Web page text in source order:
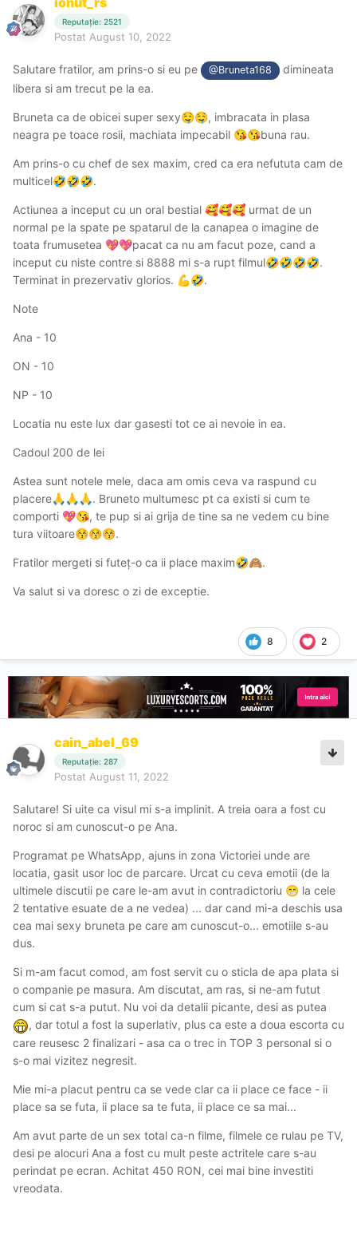
Reputație: 2521
Postat August 10, 2022
Salutare fratilor, am prins-o si eu pe @Bruneta168
dimineata
libera si am trecut pe la ea.
Bruneta ca de obicei super sexy🤤🤤, imbracata in plasa
neagra pe toace rosii, machiata impecabil 😘😘buna rau.
Am prins-o cu chef de sex maxim, cred ca era nefututa cam de
multicel🤣🤣🤣.
Actiunea a inceput cu un oral bestial 🥰🥰🥰 urmat de un
normal pe la spate pe spatarul de la canapea o imagine de
toata frumusetea 💖💖pacat ca nu am facut poze, cand a
inceput cu niste contre si 8888 mi s-a rupt filmul🤣🤣🤣🤣.
Terminat in prezervativ glorios. 💪🤣.
Note
Ana - 10
ON - 10
NP - 10
Locatia nu este lux dar gasesti tot ce ai nevoie in ea.
Cadoul 200 de lei
Astea sunt notele mele, daca am omis ceva va raspund cu
placere🙏🙏🙏. Bruneto multumesc pt ca existi si cum te
comporti 💖😘, te pup si ai grija de tine sa ne vedem cu bine
tura viitoare😚😚😚.
Fratilor mergeti si futeț-o ca ii place maxim🤣🙈.
Va salut si va doresc o zi de exceptie.
8 2
cain_abel_69
Reputație: 287
Postat August 11, 2022
Salutare! Si uite ca visul mi s-a implinit. A treia oara a fost cu
noroc si am cunoscut-o pe Ana.
Programat pe WhatsApp, ajuns in zona Victoriei unde are
locatia, gasit usor loc de parcare. Urcat cu ceva emotii (de la
ultimele discutii pe care le-am avut in contradictoriu 😁 la cele
2 tentative esuate de a ne vedea) ... dar cand mi-a deschis usa
cea mai sexy bruneta pe care am cunoscut-o... emotiile s-au
dus.
Si m-am facut comod, am fost servit cu o sticla de apa plata si
o companie pe masura. Am discutat, am ras, si ne-am futut
cum si cat s-a putut. Nu voi da detalii picante, desi as putea
, dar totul a fost la superlativ, plus ca este a doua escorta cu
care reusesc 2 finalizari - asa ca o trec in TOP 3 personal si o
s-o mai vizitez negresit.
Mie mi-a placut pentru ca se vede clar ca ii place ce face - ii
place sa se futa, ii place sa te futa, ii place ce sa mai...
Am avut parte de un sex total ca-n filme, filmele ce rulau pe TV,
desi pe alocuri Ana a fost cu mult peste actritele care s-au
perindat pe ecran. Achitat 450 RON, cei mai bine investiti
vreodata.